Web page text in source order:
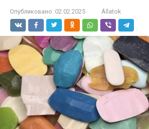
Опубликовано: 02.02.2025 Állatok